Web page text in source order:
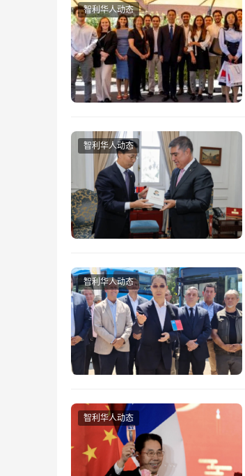
智利华人动态
智利华人动态
智利华人动态
智利华人动态